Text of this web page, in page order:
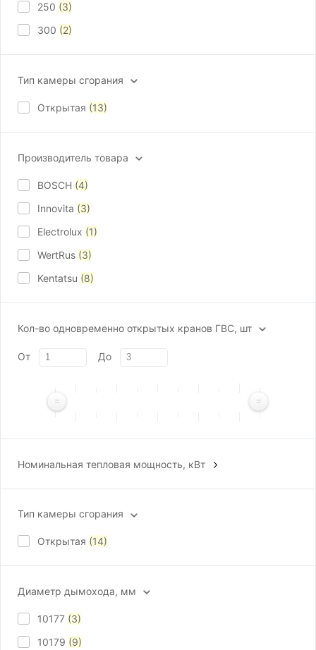
250 (3)
300 (2)
Тип камеры сгорания
Открытая (13)
Производитель товара
BOSCH (4)
Innovita (3)
Electrolux (1)
WertRus (3)
Kentatsu (8)
Кол-во одновременно открытых кранов ГВС, шт
От До
Номинальная тепловая мощность, кВт
188(1)
Показать ещё 9
Тип камеры сгорания
Открытая (14)
Диаметр дымохода, мм
10177 (3)
10179 (9)